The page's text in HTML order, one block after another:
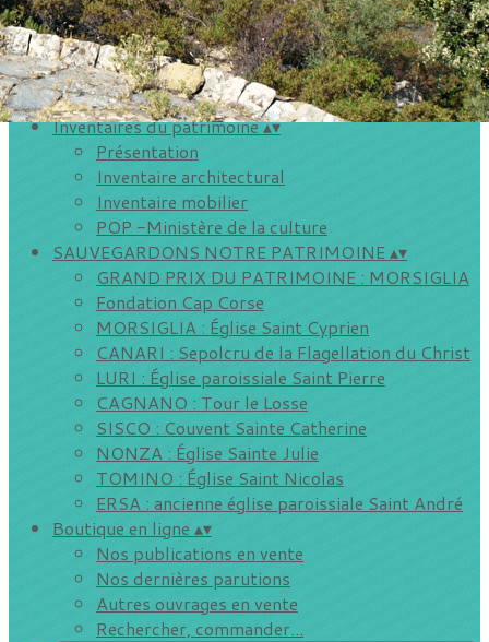
Inscriptions aux sorties de Petre Scritte
Les visites de villages
Evénements extérieurs
AGENDA DU CAP▴▾
Inventaires du patrimoine▴▾
Présentation
Inventaire architectural
Inventaire mobilier
POP -Ministère de la culture
SAUVEGARDONS NOTRE PATRIMOINE▴▾
GRAND PRIX DU PATRIMOINE : MORSIGLIA
Fondation Cap Corse
MORSIGLIA : Église Saint Cyprien
CANARI : Sepolcru de la Flagellation du Christ
LURI : Église paroissiale Saint Pierre
CAGNANO : Tour le Losse
SISCO : Couvent Sainte Catherine
NONZA : Église Sainte Julie
TOMINO : Église Saint Nicolas
ERSA : ancienne église paroissiale Saint André
Boutique en ligne ▴▾
Nos publications en vente
Nos dernières parutions
Autres ouvrages en vente
Rechercher, commander...